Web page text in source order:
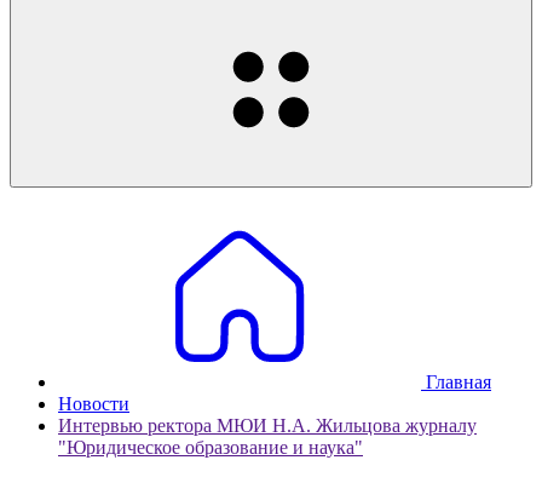
Главная
Новости
Интервью ректора МЮИ Н.А. Жильцова журналу
"Юридическое образование и наука"